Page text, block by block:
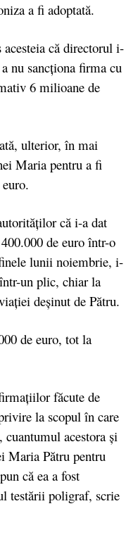
a fi adoptată.
că directorul i-
nu sancționa firma cu
6 milioane de
ulterior, în mai
Maria pentru a fi
că i-a dat
de euro într-o
lunii noiembrie, i-
un plic, chiar la
deșinut de Pătru.
de euro, tot la
făcute de
la scopul în care
cuantumul acestora și
Maria Pătru pentru
că ea a fost
testării poligraf, scrie